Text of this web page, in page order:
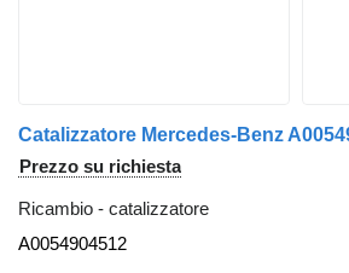
Prezzo su richiesta
Ricambio - catalizzatore
A0054904512